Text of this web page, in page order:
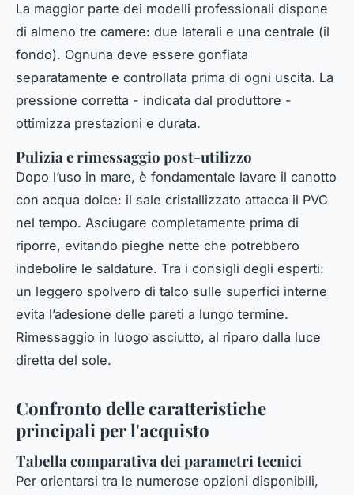
La maggior parte dei modelli professionali dispone
di almeno tre camere: due laterali e una centrale (il
fondo). Ognuna deve essere gonfiata
separatamente e controllata prima di ogni uscita. La
pressione corretta - indicata dal produttore -
ottimizza prestazioni e durata.
Pulizia e rimessaggio post-utilizzo
Dopo l’uso in mare, è fondamentale lavare il canotto
con acqua dolce: il sale cristallizzato attacca il PVC
nel tempo. Asciugare completamente prima di
riporre, evitando pieghe nette che potrebbero
indebolire le saldature. Tra i consigli degli esperti:
un leggero spolvero di talco sulle superfici interne
evita l’adesione delle pareti a lungo termine.
Rimessaggio in luogo asciutto, al riparo dalla luce
diretta del sole.
Confronto delle caratteristiche
principali per l'acquisto
Tabella comparativa dei parametri tecnici
Per orientarsi tra le numerose opzioni disponibili,